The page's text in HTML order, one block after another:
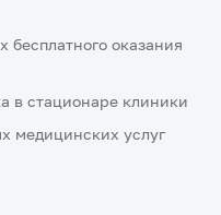
бесплатного оказания
в стационаре клиники
медицинских услуг